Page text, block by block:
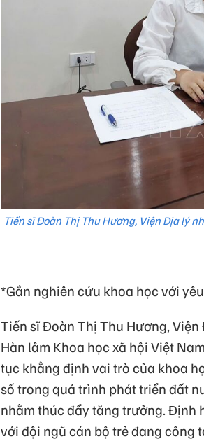
Tiến sĩ Đoàn Thị Thu Hương, Viện Địa lý
*Gắn nghiên cứu khoa học với
Tiến sĩ Đoàn Thị Thu Hương,
Hàn lâm Khoa học xã hội Việt
tục khẳng định vai trò của khoa
số trong quá trình phát triển đất
nhằm thúc đẩy tăng trưởng. Định
với đội ngũ cán bộ trẻ đang công